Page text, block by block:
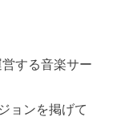
営する音楽サー
ョンを掲げて